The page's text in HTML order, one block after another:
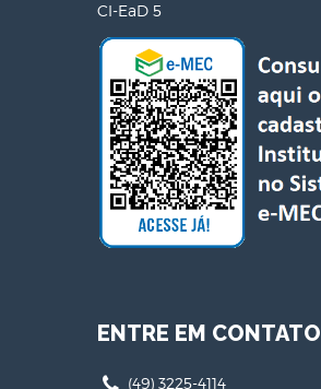
CI-EaD 5
ENTRE EM CONTATO
(49) 3225-4114